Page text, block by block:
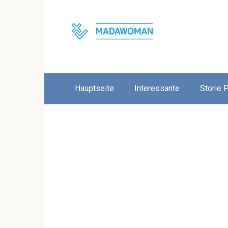
Hauptseite Interessante Storie